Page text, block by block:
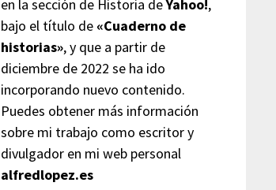
en la sección de Historia deYahoo!,
bajo el título de «Cuaderno de
historias», y que a partir de
diciembre de 2022 se ha ido
incorporando nuevo contenido.
Puedes obtener más información
sobre mi trabajo como escritor y
divulgador en mi web personal
alfredlopez.es